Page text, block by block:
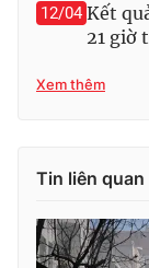
12/04 Kết
21 giờ
Xem thêm
Tin liên quan